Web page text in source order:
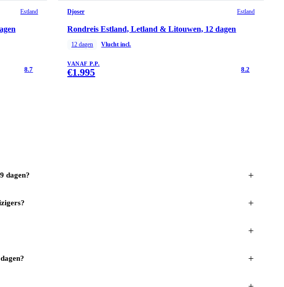
Estland
8.7
Djoser Estland
Rondreis Estland, Letland & Litouwen, 12 dagen
12 dagen Vlucht incl.
VANAF P.P.
€1.995 8.2
dagen? +
+
+
+